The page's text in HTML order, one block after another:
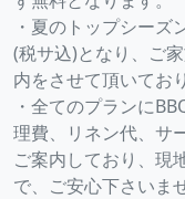
・夏のトップシー
(税サ込)となり、ご
内をさせて頂いてお
・全てのプランに
理費、リネン代、サ
ご案内しており、現
で、ご安心下さいませ